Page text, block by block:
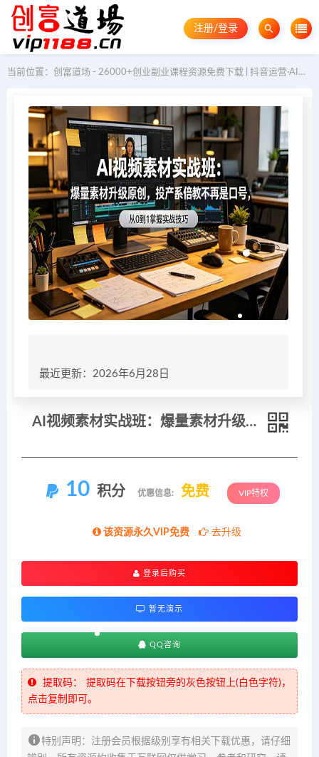
注册/登录
当前位置： 创富道场 - 26000+创业副业课程资源免费下载 | 抖音运营·AI教程·GEO优化
最近更新：2026年6月28日
AI视频素材实战班：爆量素材升级原创，投产翻倍不再是口号，0-1系统教学实战落地
10 积分 优惠信息: 免费 VIP特权
该资源永久VIP免费 去升级
登录后购买
暂无演示
QQ咨询
提取码：
提取码在下载按钮旁的灰色按钮上(白色字符)，
点击复制即可。
特别声明：注册会员根据级别享有相关下载优惠，请仔细